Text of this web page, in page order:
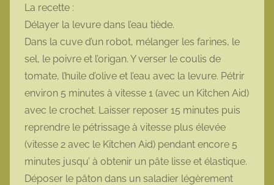
La recette :
Délayer la levure dans l’eau tiède.
Dans la cuve d’un robot, mélanger les farines, le
sel, le poivre et l’origan. Y verser le coulis de
tomate, l’huile d’olive et l’eau avec la levure. Pétrir
environ 5 minutes à vitesse 1 (avec un Kitchen Aid)
avec le crochet. Laisser reposer 15 minutes puis
reprendre le pétrissage à vitesse plus élevée
(vitesse 2 avec le Kitchen Aid) pendant encore 5
minutes jusqu’ à obtenir un pâte lisse et élastique.
Déposer le pâton dans un saladier légèrement